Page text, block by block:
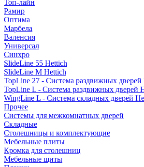
Топ-лайн
Рамир
Оптима
Марбела
Валенсия
Универсал
Синхро
SlideLine 55 Hettich
SlideLine M Hettich
TopLine 27 - Система раздвижных дверей
TopLine L - Система раздвижных дверей
WingLine L - Система складных дверей
Прочее
Системы для межкомнатных дверей
Складные
Столешницы и комплектующие
Мебельные плиты
Кромка для столешниц
Мебельные щиты